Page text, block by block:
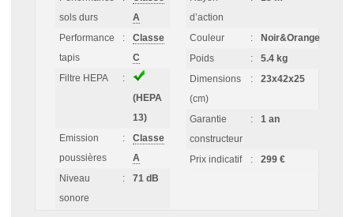
sols durs
A
Performance
tapis
:
Classe
C
Filtre HEPA
:
(HEPA
13)
Emission
poussières
:
Classe
A
Niveau
sonore
: 71 dB
d’action
Couleur :
Noir&Orange
Poids
:
5.4 kg
Dimensions
(cm)
: 23x42x25
Garantie
constructeur
: 1 an
Prix indicatif : 299 €